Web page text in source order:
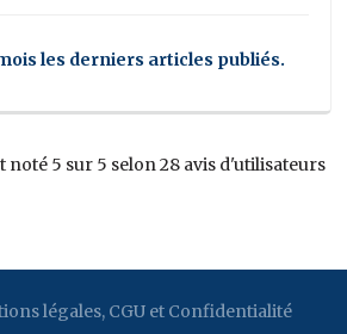
les derniers articles publiés.
noté 5 sur 5 selon 28 avis d'utilisateurs
légales, CGU et Confidentialité